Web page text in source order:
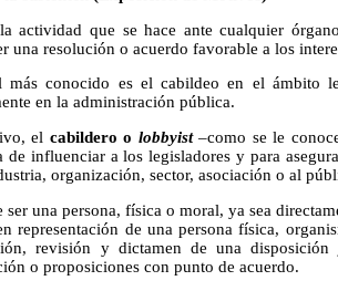
actividad que se hace ante cualquier
una resolución o acuerdo favorable a los
más conocido es el cabildeo en el ámbito
en la administración pública.
el cabildero o lobbyist –como se le
de influenciar a los legisladores y para
organización, sector, asociación o al
ser una persona, física o moral, ya sea
representación de una persona física,
revisión y dictamen de una
o proposiciones con punto de acuerdo.